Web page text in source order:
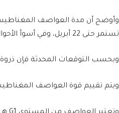
وأوضح أن مدة العواصف
تستمر حتى 22 أبريل، وفي أسوأ الأحوال، قد تمتد هذه الفترة إلى جزء من يوم الأربعاء 23 أبريل.
وبحسب التوقعات المحدثة فإن
ويتم تقييم قوة العواصف